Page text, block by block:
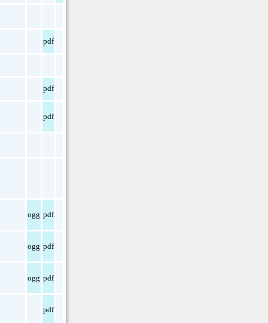
pdf
pdf
pdf
ogg pdf
ogg pdf
ogg pdf
pdf